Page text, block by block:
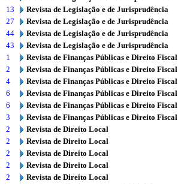
13
Revista de Legislação e de Jurisprudência
27
Revista de Legislação e de Jurisprudência
44
Revista de Legislação e de Jurisprudência
43
Revista de Legislação e de Jurisprudência
1
Revista de Finanças Públicas e Direito Fiscal
2
Revista de Finanças Públicas e Direito Fiscal
4
Revista de Finanças Públicas e Direito Fiscal
6
Revista de Finanças Públicas e Direito Fiscal
6
Revista de Finanças Públicas e Direito Fiscal
3
Revista de Finanças Públicas e Direito Fiscal
2
Revista de Direito Local
2
Revista de Direito Local
2
Revista de Direito Local
2
Revista de Direito Local
2
Revista de Direito Local